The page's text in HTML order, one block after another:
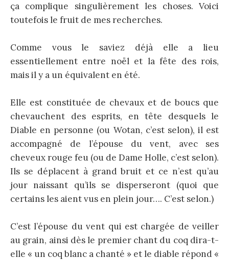
ça complique singulièrement les choses. Voici
toutefois le fruit de mes recherches.
Comme vous le saviez déjà elle a lieu
essentiellement entre noël et la fête des rois,
mais il y a un équivalent en été.
Elle est constituée de chevaux et de boucs que
chevauchent des esprits, en tête desquels le
Diable en personne (ou Wotan, c’est selon), il est
accompagné de l’épouse du vent, avec ses
cheveux rouge feu (ou de Dame Holle, c’est selon).
Ils se déplacent à grand bruit et ce n’est qu’au
jour naissant qu’ils se disperseront (quoi que
certains les aient vus en plein jour…. C’est selon.)
C’est l’épouse du vent qui est chargée de veiller
au grain, ainsi dès le premier chant du coq dira-t-
elle « un coq blanc a chanté » et le diable répond «